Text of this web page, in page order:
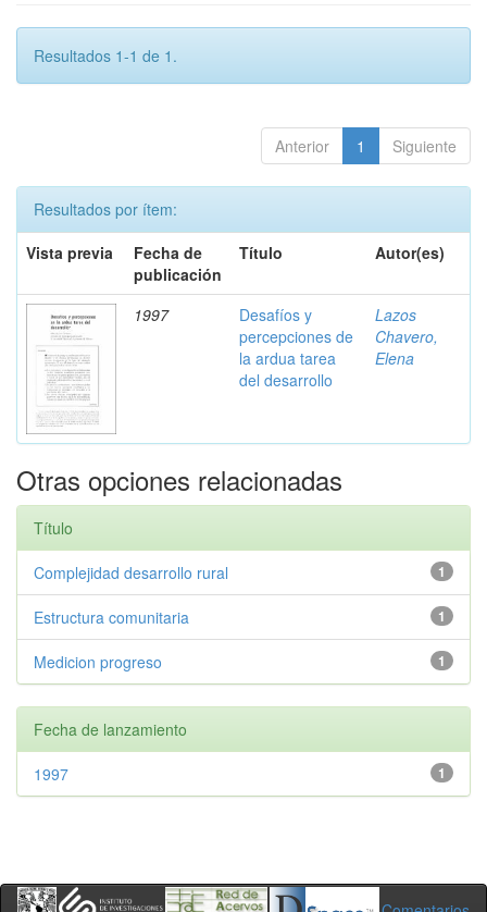
Resultados 1-1 de 1.
Anterior 1 Siguiente
Resultados por ítem:
Vista previa
Fecha de
publicación
Título Autor(es)
1997
Desafíos y
percepciones de
la ardua tarea
del desarrollo
Lazos
Chavero,
Elena
Otras opciones relacionadas
Título
1
Complejidad desarrollo rural
1
Estructura comunitaria
1
Medicion progreso
Fecha de lanzamiento
1
1997